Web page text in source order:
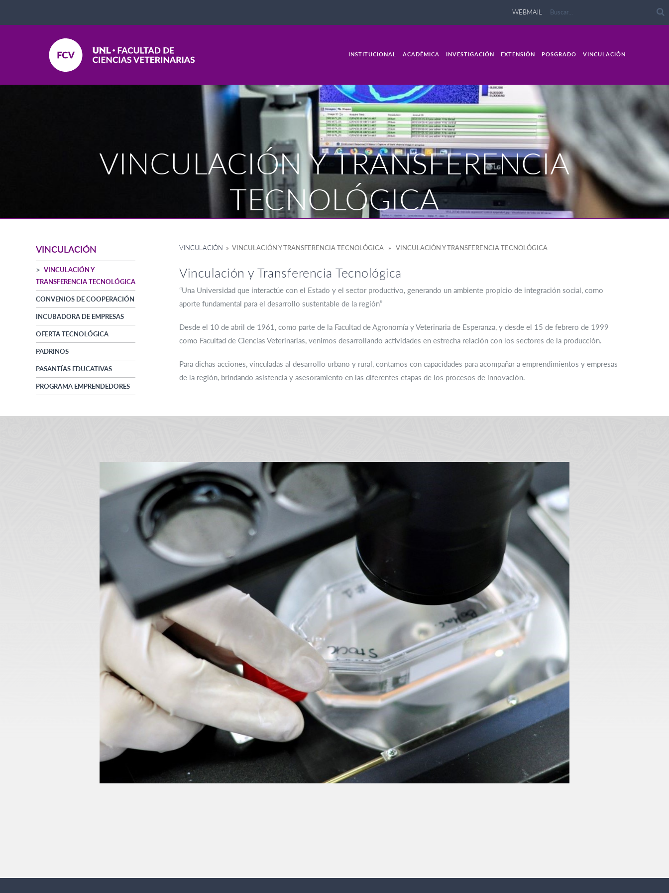
WEBMAIL
INSTITUCIONAL ACADÉMICA INVESTIGACIÓN EXTENSIÓN POSGRADO VINCULACIÓN
VINCULACIÓN Y TRANSFERENCIA
TECNOLÓGICA
VINCULACIÓN
VINCULACIÓN Y
TRANSFERENCIA TECNOLÓGICA
CONVENIOS DE COOPERACIÓN
INCUBADORA DE EMPRESAS
OFERTA TECNOLÓGICA
PADRINOS
PASANTÍAS EDUCATIVAS
PROGRAMA EMPRENDEDORES
VINCULACIÓN » VINCULACIÓN Y TRANSFERENCIA TECNOLÓGICA » VINCULACIÓN Y TRANSFERENCIA TECNOLÓGICA
Vinculación y Transferencia Tecnológica
“Una Universidad que interactúe con el Estado y el sector productivo, generando un ambiente propicio de integración social, como
aporte fundamental para el desarrollo sustentable de la región”
Desde el 10 de abril de 1961, como parte de la Facultad de Agronomía y Veterinaria de Esperanza, y desde el 15 de febrero de 1999
como Facultad de Ciencias Veterinarias, venimos desarrollando actividades en estrecha relación con los sectores de la producción.
Para dichas acciones, vinculadas al desarrollo urbano y rural, contamos con capacidades para acompañar a emprendimientos y empresas
de la región, brindando asistencia y asesoramiento en las diferentes etapas de los procesos de innovación.